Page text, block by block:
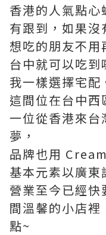
香港的人氣點心
有跟到，如果沒
想吃的朋友不
台中就可以吃
我一樣選擇宅配
這間位在台中西
一位從香港來台
夢，
品牌也用
基本元素以廣東
營業至今已經
間溫馨的小店
點~